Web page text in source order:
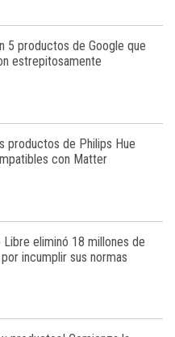
5 productos de Google que
estrepitosamente
productos de Philips Hue
con Matter
Libre eliminó 18 millones de
incumplir sus normas